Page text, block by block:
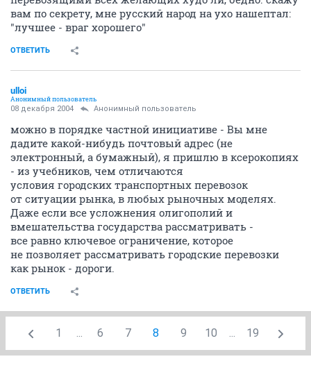
вам по секрету, мне русский народ на ухо нашептал:
"лучшее - враг хорошего"
ОТВЕТИТЬ
ulloi
Анонимный пользователь
08 декабря 2004 Анонимный пользователь
можно в порядке частной инициативе - Вы мне
дадите какой-нибудь почтовый адрес (не
электронный, а бумажный), я пришлю в ксерокопиях
- из учебников, чем отличаются
условия городских транспортных перевозок
от ситуации рынка, в любых рыночных моделях.
Даже если все усложнения олигополий и
вмешательства государства рассматривать -
все равно ключевое ограничение, которое
не позволяет рассматривать городские перевозки
как рынок - дороги.
ОТВЕТИТЬ
1 ... 6 7 8 9 10 ... 19